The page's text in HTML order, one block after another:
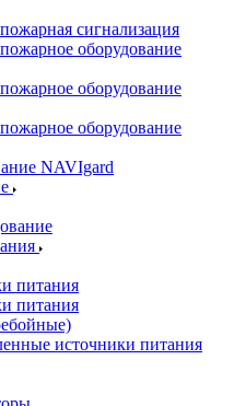
сигнализация
оборудование
оборудование
оборудование
NAVIgard
питания
питания
источники питания